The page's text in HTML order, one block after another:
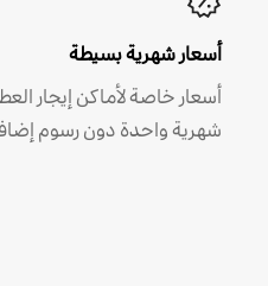
أسعار شهرية بسيطة
أسعار خاصة لأماكن إيجار
شهرية واحدة دون رسوم